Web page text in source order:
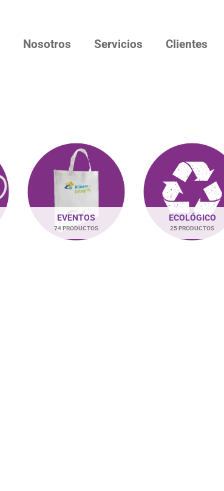
Nosotros Servicios Clientes
EVENTOS
74 PRODUCTOS
ECOLÓGICO
25 PRODUCTOS